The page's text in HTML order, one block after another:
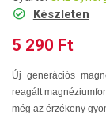
Készleten
5 290 Ft
Új generációs
reagált
még az érzékeny